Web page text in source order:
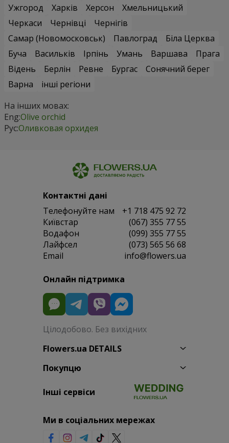
Ужгород
Харків Херсон
Хмельницький
Черкаси
Чернівці
Чернігів
Самар (Новомосковськ)
Павлоград
Біла Церква
Буча
Васильків Ірпінь Умань Варшава
Прага
Відень
Берлін Ревне Бургас
Сонячний берег
Варна
інші регіони
На інших мовах:
Eng:Olive orchid
Рус:Оливковая орхидея
Контактні дані
Телефонуйте нам
+1 718 475 92 72
Київстар
(067) 355 77 55
Водафон
(099) 355 77 55
Лайфсел
(073) 565 56 68
Email
info@flowers.ua
Онлайн підтримка
Цілодобово. Без вихідних
Flowers.ua DETAILS
Покупцю
Інші сервіси
Ми в соціальних мережах